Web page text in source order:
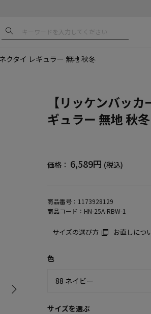
クタイ レギュラー 無地 秋冬
【リッケンバッ
ギュラー 無地 秋冬
価格： 6,589円 (税込)
商品番号： 1173928129
商品コード： HN-25A-RBW-1
サイズの選び方 お直しにつ
色
サイズを選ぶ